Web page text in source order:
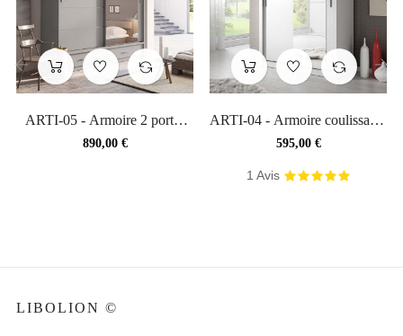
ARTI-05 - Armoire 2 portes
avec miroir en gris...
Prix
890,00 €
ARTI-04 - Armoire coulissante
2 portes en blanc...
Prix
595,00 €
1 Avis
LIBOLION ©